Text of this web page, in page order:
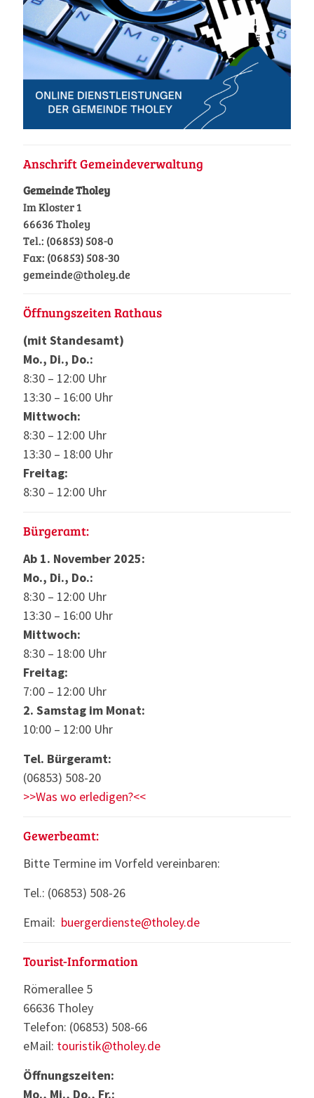
Anschrift Gemeindeverwaltung
Gemeinde Tholey
Im Kloster 1
66636 Tholey
Tel.: (06853) 508-0
Fax: (06853) 508-30
gemeinde@tholey.de
Öffnungszeiten Rathaus
(mit Standesamt)
Mo., Di., Do.:
8:30 – 12:00 Uhr
13:30 – 16:00 Uhr
Mittwoch:
8:30 – 12:00 Uhr
13:30 – 18:00 Uhr
Freitag:
8:30 – 12:00 Uhr
Bürgeramt:
Ab 1. November 2025:
Mo., Di., Do.:
8:30 – 12:00 Uhr
13:30 – 16:00 Uhr
Mittwoch:
8:30 – 18:00 Uhr
Freitag:
7:00 – 12:00 Uhr
2. Samstag im Monat:
10:00 – 12:00 Uhr
Tel. Bürgeramt:
(06853) 508-20
>>Was wo erledigen?<<
Gewerbeamt:
Bitte Termine im Vorfeld vereinbaren:
Tel.: (06853) 508-26
Email: buergerdienste@tholey.de
Tourist-Information
Römerallee 5
66636 Tholey
Telefon: (06853) 508-66
eMail: touristik@tholey.de
Öffnungszeiten:
Mo., Mi., Do., Fr.: